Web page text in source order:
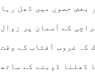
بعض حصوں میں ڈھل رہا
کے آسمان پر زوال
تک کہ غروب آفتاب کے وقت
ڈھلنا ڈوبنے کے ساتھ